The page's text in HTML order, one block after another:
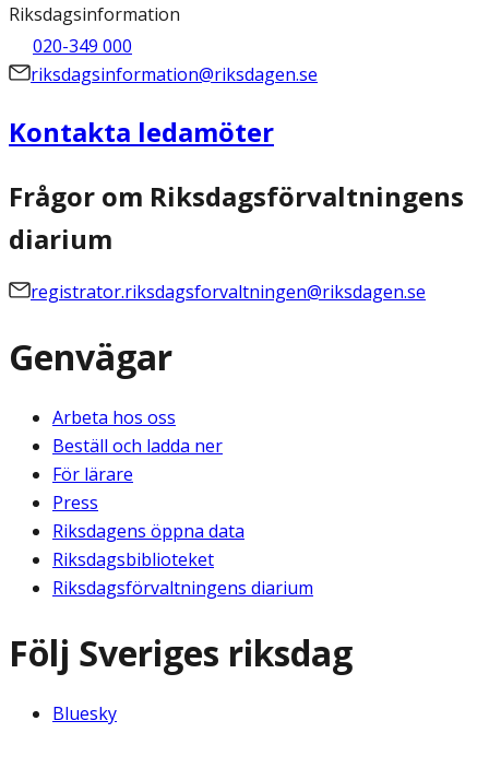
Riksdagsinformation
020-349 000
riksdagsinformation@riksdagen.se
Kontakta ledamöter
Frågor om Riksdagsförvaltningens
diarium
registrator.riksdagsforvaltningen@riksdagen.se
Genvägar
Arbeta hos oss
Beställ och ladda ner
För lärare
Press
Riksdagens öppna data
Riksdagsbiblioteket
Riksdagsförvaltningens diarium
Följ Sveriges riksdag
Bluesky